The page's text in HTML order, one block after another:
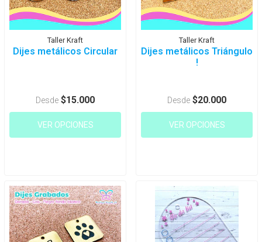
Taller Kraft
Dijes metálicos Circular
Desde $15.000
VER OPCIONES
Taller Kraft
Dijes metálicos Triángulo
!
Desde $20.000
VER OPCIONES